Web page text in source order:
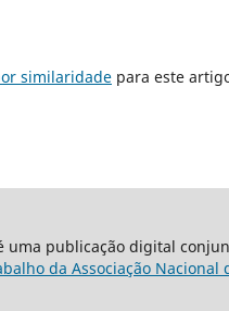
similaridade para este
uma publicação digital
da Associação Nacional